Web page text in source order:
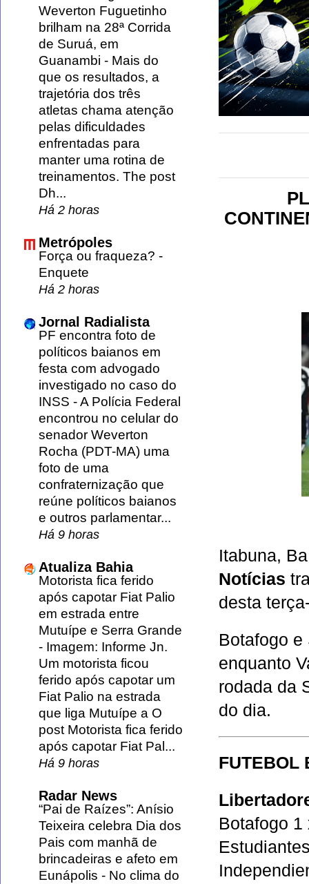
Itabuna,
Notícias
desta
Botafogo
enquanto
rodada da
do dia.
FUTEBOL
Botafogo
Weverton Fuguetinho
brilham na 28ª Corrida
de Suruá, em
Guanambi - Mais do
que os resultados, a
trajetória dos três
atletas chama atenção
pelas dificuldades
enfrentadas para
manter uma rotina de
treinamentos. The post
Dh...
Há 2 horas
Metrópoles
Força ou fraqueza? -
Enquete
Há 2 horas
Jornal Radialista
PF encontra foto de
políticos baianos em
festa com advogado
investigado no caso do
INSS -A Polícia Federal
encontrou no celular do
senador Weverton
Rocha (PDT-MA) uma
foto de uma
confraternização que
reúne políticos baianos
e outros parlamentar...
Há 9 horas
Atualiza Bahia
Motorista fica ferido
após capotar Fiat Palio
em estrada entre
Mutuípe e Serra Grande
- Imagem: Informe Jn.
Um motorista ficou
ferido após capotar um
Fiat Palio na estrada
que liga Mutuípe a O
post Motorista fica ferido
após capotar Fiat Pal...
Há 9 horas
Radar News
“Pai de Raízes”: Anísio
Teixeira celebra Dia dos
Pais com manhã de
brincadeiras e afeto em
Eunápolis - No clima do